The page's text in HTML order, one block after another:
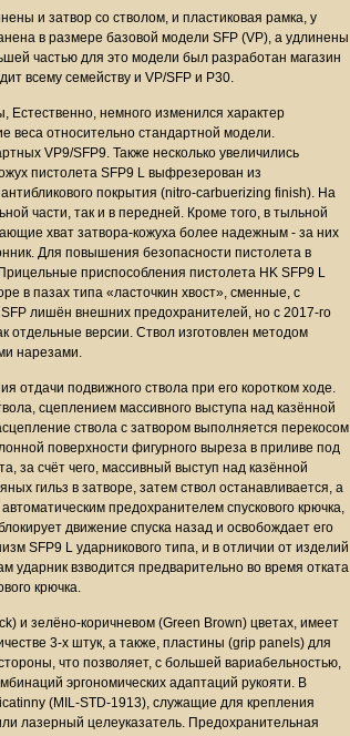
и затвор со стволом, и пластиковая рамка, у
в размере базовой модели SFP (VP), а удлинены
частью для это модели был разработан магазин
всему семейству и VP/SFP и P30.
Естественно, немного изменился характер
веса относительно стандартной модели.
VP9/SFP9. Также несколько увеличились
пистолета SFP9 L выфрезерован из
покрытия (nitro-carbuerizing finish). На
части, так и в передней. Кроме того, в тыльной
хват затвора-кожуха более надежным - за них
Для повышения безопасности пистолета в
приспособления пистолета HK SFP9 L
в пазах типа «ласточкин хвост», сменные, с
лишён внешних предохранителей, но с 2017-го
отдельные версии. Ствол изготовлен методом
нарезами.
отдачи подвижного ствола при его коротком ходе.
сцеплением массивного выступа над казённой
ствола с затвором выполняется перекосом
поверхности фигурного выреза в приливе под
за счёт чего, массивный выступ над казённой
гильз в затворе, затем ствол останавливается, а
предохранителем спускового крючка,
движение спуска назад и освобождает его
SFP9 L ударникового типа, и в отличии от изделий
ударник взводится предварительно во время отката
крючка.
и зелёно-коричневом (Green Brown) цветах, имеет
3-х штук, а также, пластины (grip panels) для
что позволяет, с большей вариабельностью,
эргономических адаптаций рукояти. В
(MIL-STD-1913), служащие для крепления
лазерный целеуказатель. Предохранительная